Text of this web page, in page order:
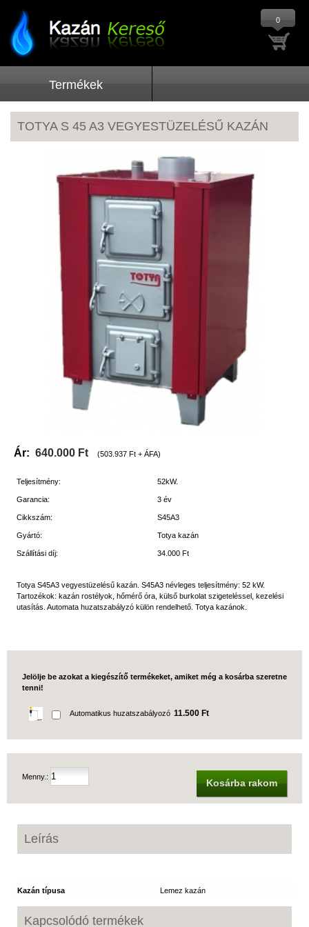
0
Termékek
TOTYA S 45 A3 VEGYESTÜZELÉSŰ KAZÁN
Ár: 640.000 Ft (503.937 Ft + ÁFA)
Teljesítmény: 52kW.
Garancia: 3 év
Cikkszám: S45A3
Gyártó: Totya kazán
Szállítási díj: 34.000 Ft
Totya S45A3 vegyestüzelésű kazán. S45A3 névleges teljesítmény: 52 kW.
Tartozékok: kazán rostélyok, hőmérő óra, külső burkolat szigeteléssel, kezelési
utasítás. Automata huzatszabályzó külön rendelhető. Totya kazánok.
Jelölje be azokat a kiegészítő termékeket, amiket még a kosárba szeretne
tenni!
Automatikus huzatszabályozó 11.500 Ft
Menny.:
Kosárba rakom
Leírás
Kazán típusa Lemez kazán
Kapcsolódó termékek